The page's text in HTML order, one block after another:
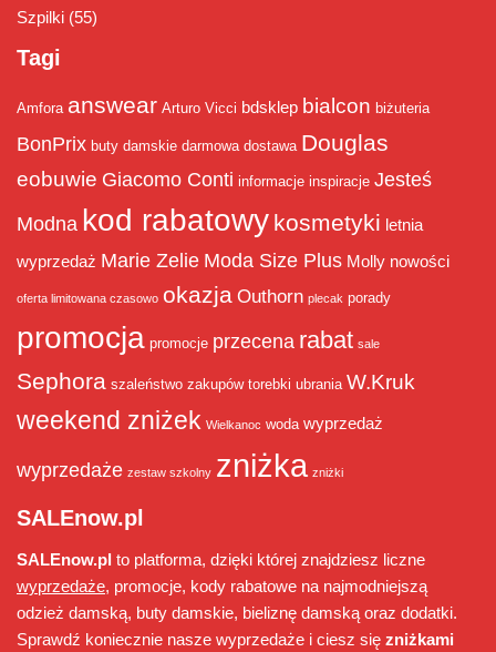
Szpilki (55)
Tagi
Amfora answear Arturo Vicci bdsklep bialcon biżuteria
BonPrix buty damskie darmowa dostawa Douglas
eobuwie Giacomo Conti informacje inspiracje Jesteś
Modna kod rabatowy kosmetyki letnia
wyprzedaż Marie Zelie Moda Size Plus Molly nowości
oferta limitowana czasowo okazja Outhorn plecak porady
promocja promocje przecena rabat sale
Sephora szaleństwo zakupów torebki ubrania W.Kruk
weekend zniżek Wielkanoc woda wyprzedaż
wyprzedaże zestaw szkolny zniżka zniżki
SALEnow.pl
SALEnow.pl to platforma, dzięki której znajdziesz liczne
wyprzedaże, promocje, kody rabatowe na najmodniejszą
odzież damską, buty damskie, bieliznę damską oraz dodatki.
Sprawdź koniecznie nasze wyprzedaże i ciesz się zniżkami